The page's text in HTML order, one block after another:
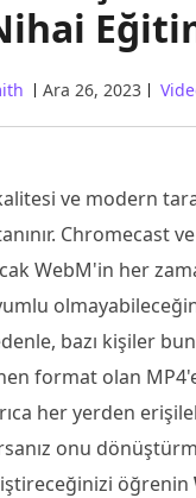
Ara 26, 2023
ve modern
Chromecast
WebM'in her
bazı kişiler
format olan
her yerden
onu
öğrenin